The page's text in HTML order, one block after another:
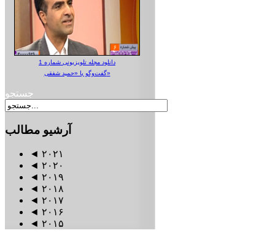
دانلود مجله تلویزیونی شماره 1
گفت‌وگو با «حمید شفقی»
جستجو
آرشیو مطالب
◄ ۲۰۲۱
◄ ۲۰۲۰
◄ ۲۰۱۹
◄ ۲۰۱۸
◄ ۲۰۱۷
◄ ۲۰۱۶
◄ ۲۰۱۵